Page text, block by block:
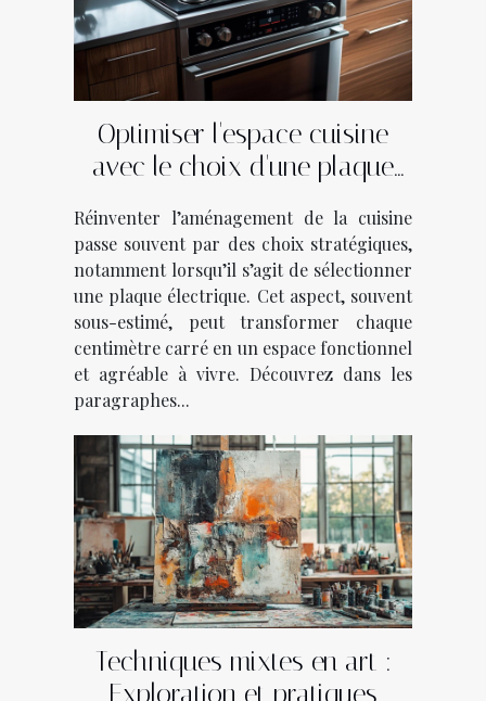
Optimiser l'espace cuisine
avec le choix d'une plaque
Réinventer l’aménagement de la cuisine
passe souvent par des choix stratégiques,
notamment lorsqu’il s’agit de sélectionner
une plaque électrique. Cet aspect, souvent
sous-estimé, peut transformer chaque
centimètre carré en un espace fonctionnel
et agréable à vivre. Découvrez dans les
paragraphes...
Techniques mixtes en art :
Exploration et pratiques